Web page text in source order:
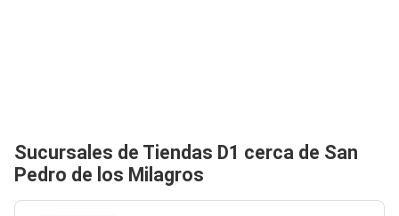
Sucursales de Tiendas D1 cerca de San
Pedro de los Milagros